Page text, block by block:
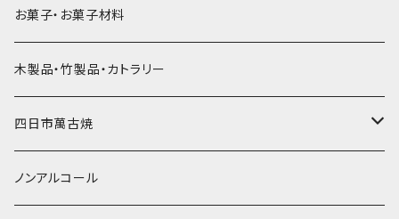
無添加瓶シロップ
プラスチック・スプーンストロー
かき氷セット
その他かき氷用品
ドライアイス10ｋｇ
ドライアイス15ｋｇ
ドライアイス20ｋｇ
ドライアイス25ｋｇ
かき氷器
惣菜
お菓子・お菓子材料
木製品・竹製品・カトラリー
四日市萬古焼
土鍋・土釜
ノンアルコール